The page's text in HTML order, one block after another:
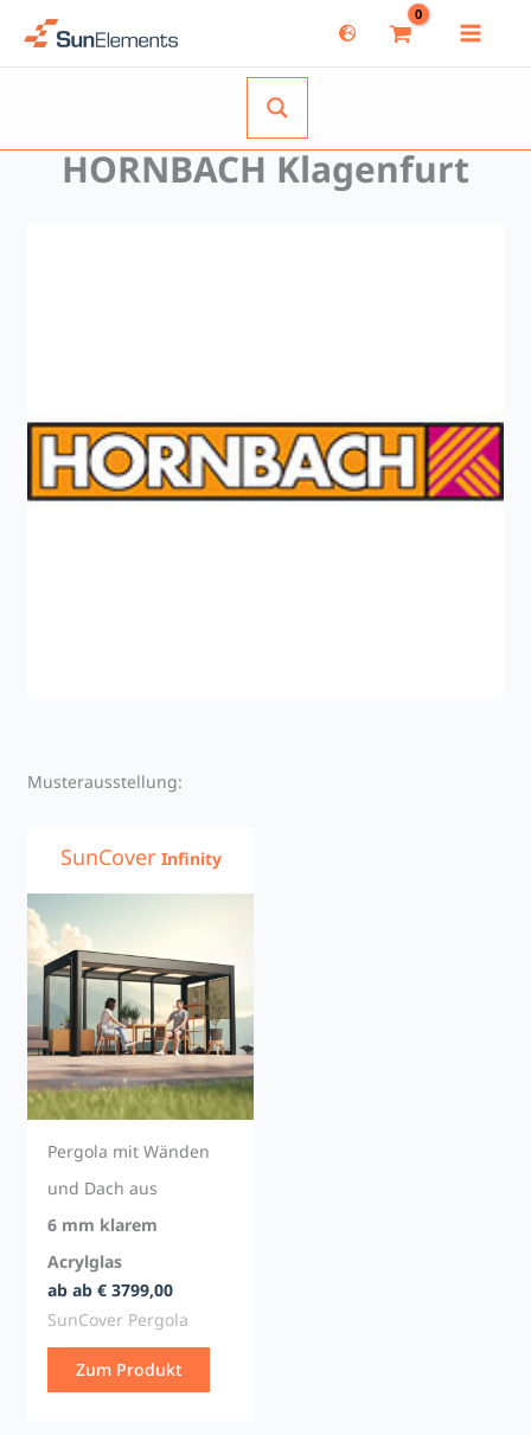
Inhalt
HORNBACH Klagenfurt
Musterausstellung:
SunCover Infinity
Pergola mit Wänden
und Dach aus
6 mm klarem
Acrylglas
ab ab € 3799,00
SunCover Pergola
Zum Produkt